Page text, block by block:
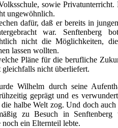
sowie Privatunterricht.
ungewöhnlich.
dafür, daß er bereits in
war. Senftenberg
nicht die Möglichkeiten,
lassen wollten.
Pläne für die berufliche
gleichfalls nicht überliefert.
Wilhelm durch seine
geprägt und es
die halbe Welt zog. Und doch
zu Besuch in Senftenberg
noch ein Elternteil lebte.